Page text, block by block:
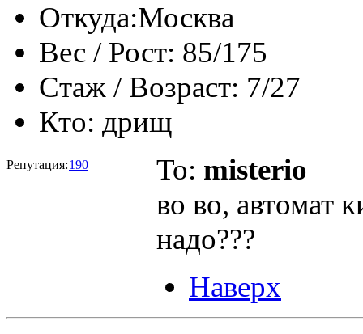
Откуда:Москва
Вес / Рост: 85/175
Стаж / Возраст: 7/27
Кто: дрищ
Репутация:190 To: misterio
во во, автомат
надо???
Наверх